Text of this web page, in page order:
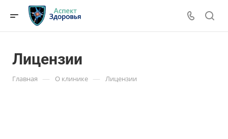
Лицензии
Главная — О клинике — Лицензии